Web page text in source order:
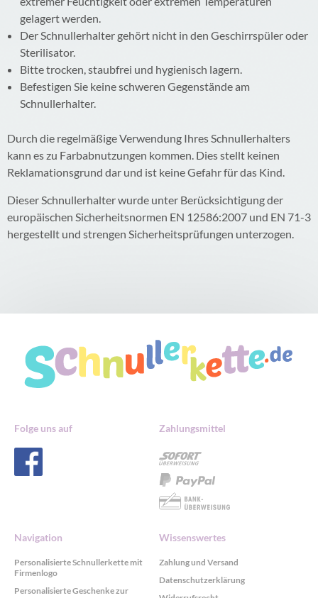
gelagert werden.
Der Schnullerhalter gehört nicht in den Geschirrspüler oder
Sterilisator.
Bitte trocken, staubfrei und hygienisch lagern.
Befestigen Sie keine schweren Gegenstände am
Schnullerhalter.
Durch die regelmäßige Verwendung Ihres Schnullerhalters
kann es zu Farbabnutzungen kommen. Dies stellt keinen
Reklamationsgrund dar und ist keine Gefahr für das Kind.
Dieser Schnullerhalter wurde unter Berücksichtigung der
europäischen Sicherheitsnormen EN 12586:2007 und EN 71-3
hergestellt und strengen Sicherheitsprüfungen unterzogen.
Folge uns auf Zahlungsmittel
Navigation
Personalisierte Schnullerkette mit
Firmenlogo
Personalisierte Geschenke zur
Wissenswertes
Zahlung und Versand
Datenschutzerklärung